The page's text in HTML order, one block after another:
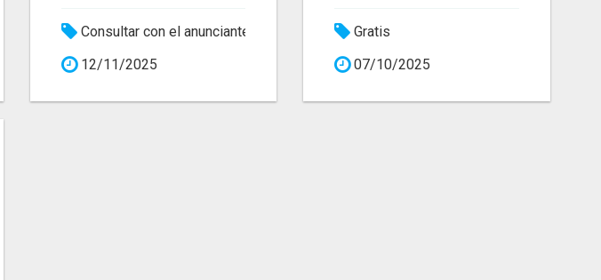
Consultar con el anunciante
12/11/2025
Gratis
07/10/2025